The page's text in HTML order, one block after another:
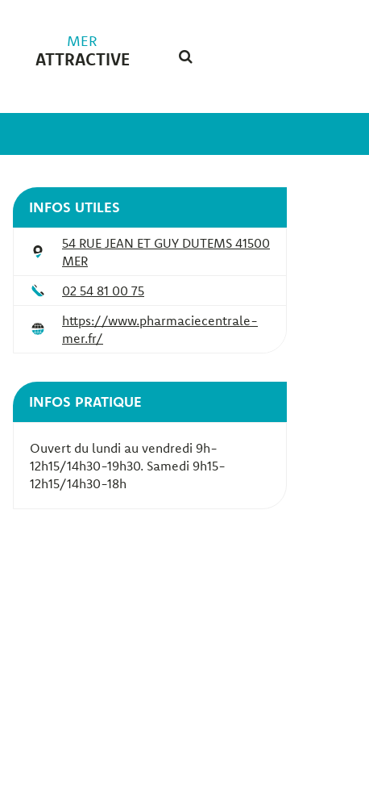
MER
ATTRACTIVE
INFOS UTILES
54 RUE JEAN ET GUY DUTEMS 41500
MER
02 54 81 00 75
https://www.pharmaciecentrale-
mer.fr/
INFOS PRATIQUE
Ouvert du lundi au vendredi 9h-
12h15/14h30-19h30. Samedi 9h15-
12h15/14h30-18h